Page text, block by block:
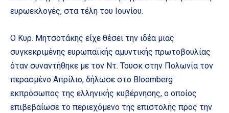
ευρωεκλογές, στα τέλη του Ιουνίου.
Ο Κυρ. Μητσοτάκης είχε θέσει την ιδέα μιας
συγκεκριμένης ευρωπαϊκής αμυντικής πρωτοβουλίας
όταν συναντήθηκε με τον Ντ. Τουσκ στην Πολωνία τον
περασμένο Απρίλιο, δήλωσε στο Bloomberg
εκπρόσωπος της ελληνικής κυβέρνησης, ο οποίος
επιβεβαίωσε το περιεχόμενο της επιστολής προς την